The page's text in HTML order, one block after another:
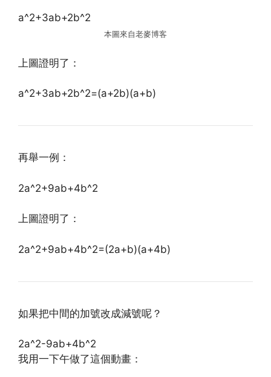
a^2+3ab+2b^2
本圖來自老麥博客
上圖證明了：
a^2+3ab+2b^2=(a+2b)(a+b)
再舉一例：
2a^2+9ab+4b^2
上圖證明了：
2a^2+9ab+4b^2=(2a+b)(a+4b)
如果把中間的加號改成減號呢？
2a^2-9ab+4b^2
我用一下午做了這個動畫：